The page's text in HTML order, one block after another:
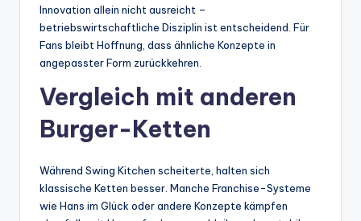
Innovation allein nicht ausreicht –
betriebswirtschaftliche Disziplin ist entscheidend. Für
Fans bleibt Hoffnung, dass ähnliche Konzepte in
angepasster Form zurückkehren.
Vergleich mit anderen
Burger-Ketten
Während Swing Kitchen scheiterte, halten sich
klassische Ketten besser. Manche Franchise-Systeme
wie Hans im Glück oder andere Konzepte kämpfen